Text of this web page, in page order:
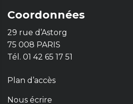
Coordonnées
29 rue d’Astorg
75 008 PARIS
Tél. 01 42 65 17 51
Plan d’accès
Nous écrire